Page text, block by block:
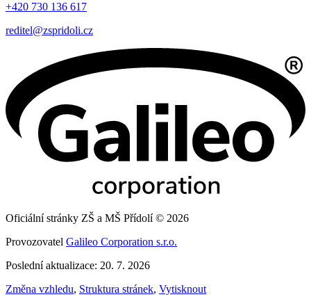
+420 730 136 617
reditel@zspridoli.cz
Oficiální stránky ZŠ a MŠ Přídolí © 2026
Provozovatel Galileo Corporation s.r.o.
Poslední aktualizace: 20. 7. 2026
Změna vzhledu, Struktura stránek, Vytisknout